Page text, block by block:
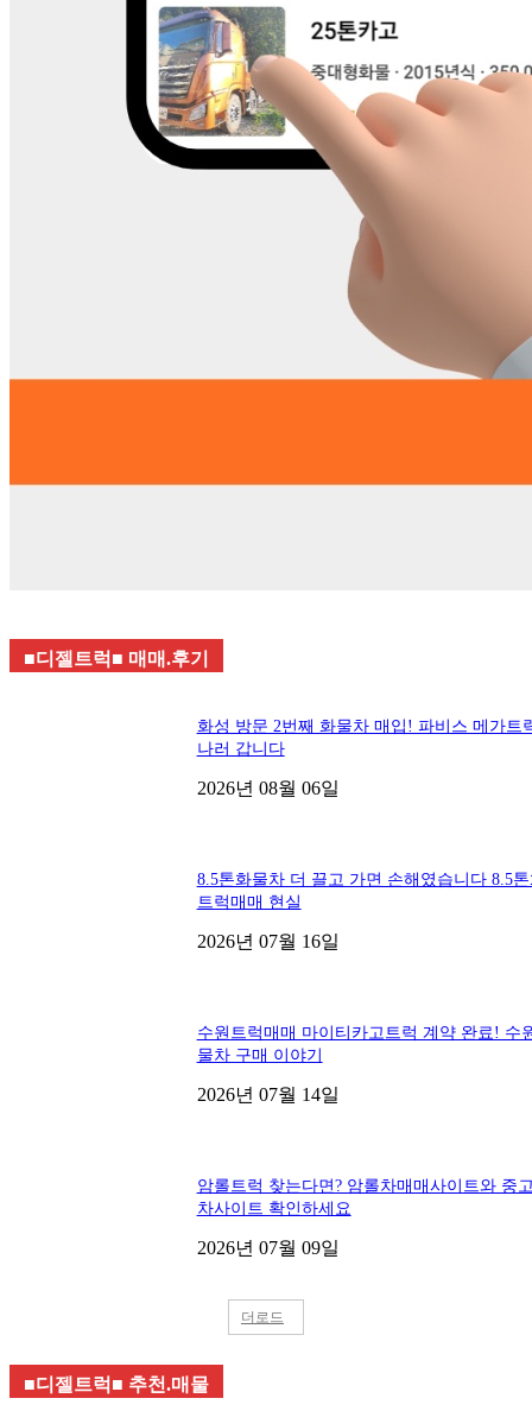
■디젤트럭■ 매매.후기
화성 방문 2번째 화물차 매입! 파비스 메가트
나러 갑니다
2026년 08월 06일
8.5톤화물차 더 끌고 가면 손해였습니다 8.5
트럭매매 현실
2026년 07월 16일
수원트럭매매 마이티카고트럭 계약 완료! 수
물차 구매 이야기
2026년 07월 14일
암롤트럭 찾는다면? 암롤차매매사이트와 중
차사이트 확인하세요
2026년 07월 09일
더로드
■디젤트럭■ 추천.매물